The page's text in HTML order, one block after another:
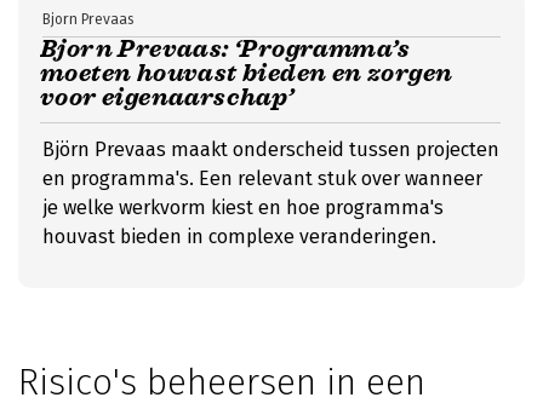
Bjorn Prevaas: ‘Programma’s
moeten houvast bieden en zorgen
voor eigenaarschap’
Bjorn Prevaas
Björn Prevaas maakt onderscheid tussen projecten
en programma's. Een relevant stuk over wanneer
je welke werkvorm kiest en hoe programma's
houvast bieden in complexe veranderingen.
Risico's beheersen in een